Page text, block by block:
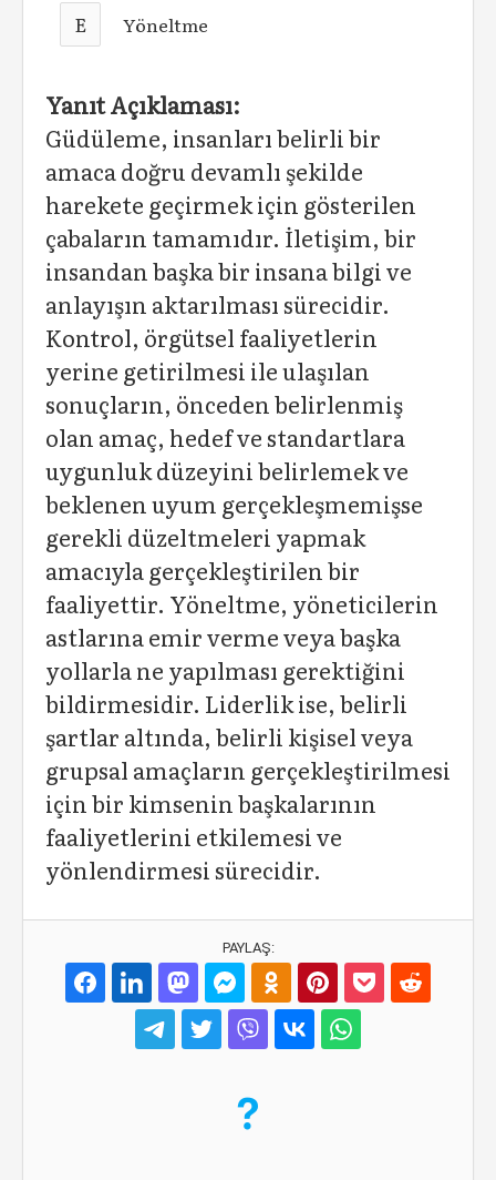
E Yöneltme
Yanıt Açıklaması:
Güdüleme, insanları belirli bir
amaca doğru devamlı şekilde
harekete geçirmek için gösterilen
çabaların tamamıdır. İletişim, bir
insandan başka bir insana bilgi ve
anlayışın aktarılması sürecidir.
Kontrol, örgütsel faaliyetlerin
yerine getirilmesi ile ulaşılan
sonuçların, önceden belirlenmiş
olan amaç, hedef ve standartlara
uygunluk düzeyini belirlemek ve
beklenen uyum gerçekleşmemişse
gerekli düzeltmeleri yapmak
amacıyla gerçekleştirilen bir
faaliyettir. Yöneltme, yöneticilerin
astlarına emir verme veya başka
yollarla ne yapılması gerektiğini
bildirmesidir. Liderlik ise, belirli
şartlar altında, belirli kişisel veya
grupsal amaçların gerçekleştirilmesi
için bir kimsenin başkalarının
faaliyetlerini etkilemesi ve
yönlendirmesi sürecidir.
PAYLAŞ: